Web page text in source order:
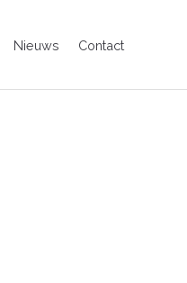
Nieuws Contact